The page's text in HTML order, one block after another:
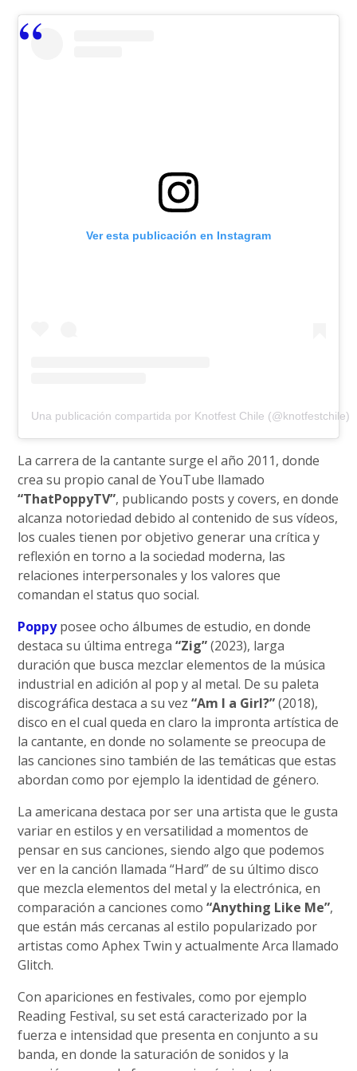
Ver esta publicación en Instagram
Una publicación compartida por Knotfest Chile (@knotfestchile)
La carrera de la cantante surge el año 2011, donde
crea su propio canal de YouTube llamado
“ThatPoppyTV”, publicando posts y covers, en donde
alcanza notoriedad debido al contenido de sus vídeos,
los cuales tienen por objetivo generar una crítica y
reflexión en torno a la sociedad moderna, las
relaciones interpersonales y los valores que
comandan el status quo social.
Poppyposee ocho álbumes de estudio, en donde
destaca su última entrega“Zig”(2023), larga
duración que busca mezclar elementos de la música
industrial en adición al pop y al metal. De su paleta
discográfica destaca a su vez“Am I a Girl?”(2018),
disco en el cual queda en claro la impronta artística de
la cantante, en donde no solamente se preocupa de
las canciones sino también de las temáticas que estas
abordan como por ejemplo la identidad de género.
La americana destaca por ser una artista que le gusta
variar en estilos y en versatilidad a momentos de
pensar en sus canciones, siendo algo que podemos
ver en la canción llamada “Hard” de su último disco
que mezcla elementos del metal y la electrónica, en
comparación a canciones como“Anything Like Me”,
que están más cercanas al estilo popularizado por
artistas como Aphex Twin y actualmente Arca llamado
Glitch.
Con apariciones en festivales, como por ejemplo
Reading Festival, su set está caracterizado por la
fuerza e intensidad que presenta en conjunto a su
banda, en donde la saturación de sonidos y la